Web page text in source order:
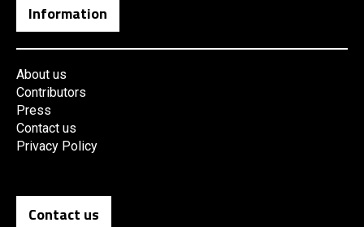
Information
About us
Contributors
Press
Contact us
Privacy Policy
Contact us